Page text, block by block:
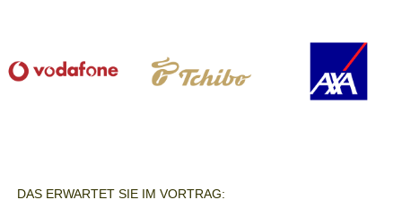
DAS ERWARTET SIE IM VORTRAG: